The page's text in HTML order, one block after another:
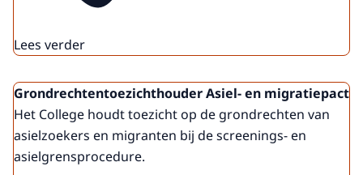
Lees verder
Grondrechtentoezichthouder Asiel- en migratiepact
Het College houdt toezicht op de grondrechten van
asielzoekers en migranten bij de screenings- en
asielgrensprocedure.